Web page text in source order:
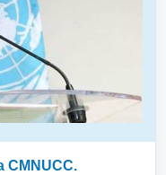
CMNUCC.